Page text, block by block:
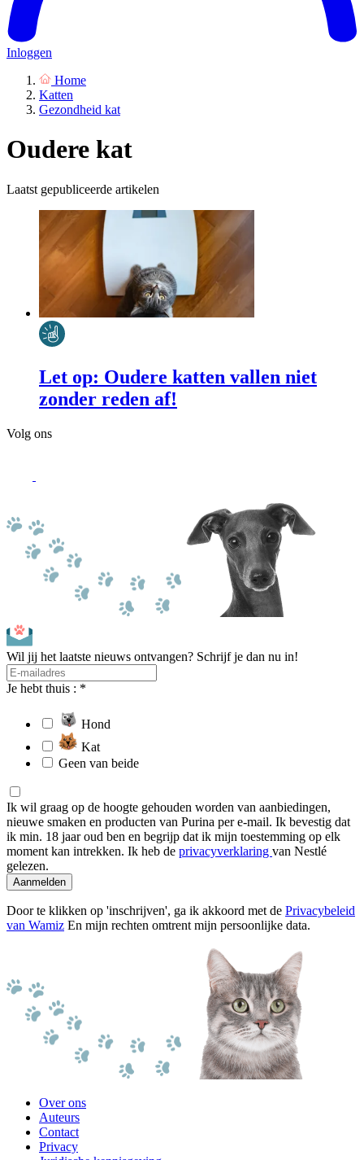
Inloggen
Home
Katten
Gezondheid kat
Oudere kat
Laatst gepubliceerde artikelen
Let op: Oudere katten vallen niet
zonder reden af!
Volg ons
Wil jij het laatste nieuws ontvangen? Schrijf je dan nu in!
Je hebt thuis : *
Hond
Kat
Geen van beide
Ik wil graag op de hoogte gehouden worden van aanbiedingen,
nieuwe smaken en producten van Purina per e-mail. Ik bevestig dat
ik min. 18 jaar oud ben en begrijp dat ik mijn toestemming op elk
moment kan intrekken. Ik heb de privacyverklaring van Nestlé
gelezen.
Aanmelden
Door te klikken op 'inschrijven', ga ik akkoord met de Privacybeleid
van Wamiz En mijn rechten omtrent mijn persoonlijke data.
Over ons
Auteurs
Contact
Privacy